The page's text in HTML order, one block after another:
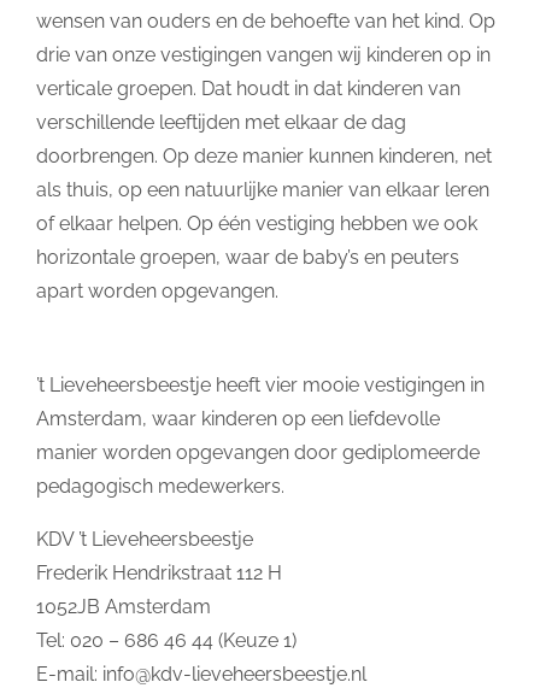
wensen van ouders en de behoefte van het kind. Op
drie van onze vestigingen vangen wij kinderen op in
verticale groepen. Dat houdt in dat kinderen van
verschillende leeftijden met elkaar de dag
doorbrengen. Op deze manier kunnen kinderen, net
als thuis, op een natuurlijke manier van elkaar leren
of elkaar helpen. Op één vestiging hebben we ook
horizontale groepen, waar de baby’s en peuters
apart worden opgevangen.
’t Lieveheersbeestje heeft vier mooie vestigingen in
Amsterdam, waar kinderen op een liefdevolle
manier worden opgevangen door gediplomeerde
pedagogisch medewerkers.
KDV ’t Lieveheersbeestje
Frederik Hendrikstraat 112 H
1052JB Amsterdam
Tel: 020 – 686 46 44 (Keuze 1)
E-mail: info@kdv-lieveheersbeestje.nl